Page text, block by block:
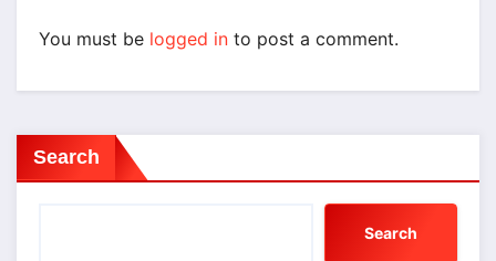
You must be logged in to post a comment.
Search
Search